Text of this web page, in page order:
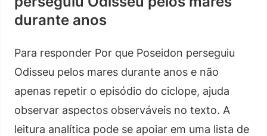
durante anos
Para responder Por que Poseidon perseguiu
Odisseu pelos mares durante anos e não
apenas repetir o episódio do ciclope, ajuda
observar aspectos observáveis no texto. A
leitura analítica pode se apoiar em uma lista de